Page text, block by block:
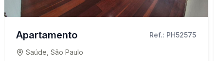
Apartamento Ref.: PH52575
Saúde, São Paulo